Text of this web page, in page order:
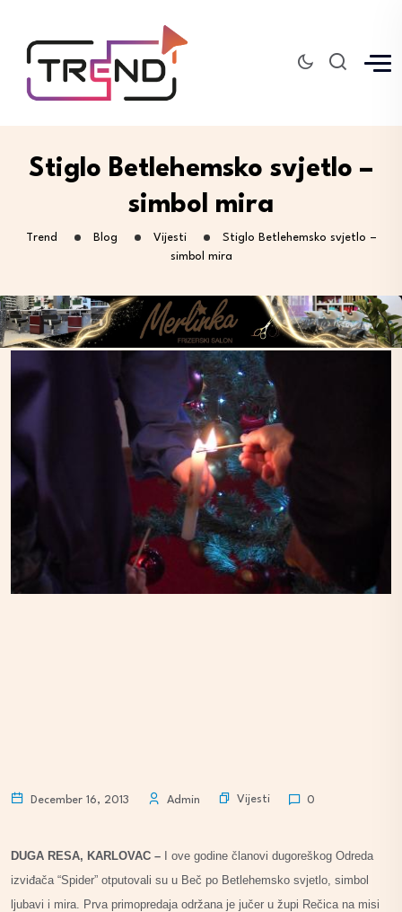
Stiglo Betlehemsko svjetlo –
simbol mira
Trend Blog Vijesti
Stiglo Betlehemsko svjetlo –
simbol mira
December 16, 2013 Admin Vijesti 0
DUGA RESA, KARLOVAC – I ove godine članovi dugoreškog Odreda
izviđača “Spider” otputovali su u Beč po Betlehemsko svjetlo, simbol
ljubavi i mira. Prva primopredaja održana je jučer u župi Rečica na misi